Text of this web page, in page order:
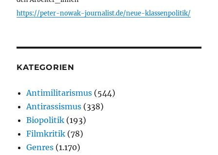
https://peter-nowak-journalist.de/neue-klassenpolitik/
KATEGORIEN
Antimilitarismus (544)
Antirassismus (338)
Biopolitik (193)
Filmkritik (78)
Genres (1.170)